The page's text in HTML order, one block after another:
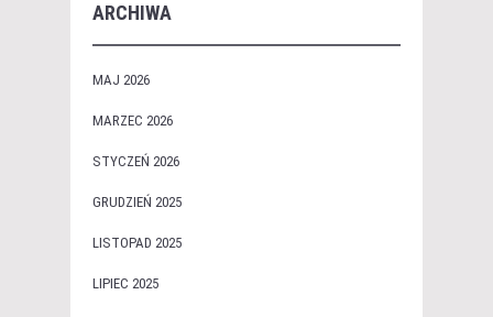
ARCHIWA
MAJ 2026
MARZEC 2026
STYCZEŃ 2026
GRUDZIEŃ 2025
LISTOPAD 2025
LIPIEC 2025